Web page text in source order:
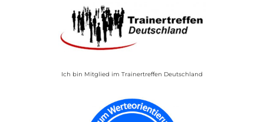
Ich bin Mitglied im Trainertreffen Deutschland